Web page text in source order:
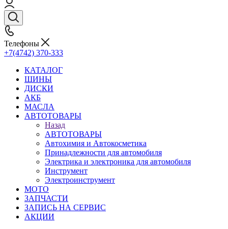
Телефоны
+7(4742) 370-333
КАТАЛОГ
ШИНЫ
ДИСКИ
АКБ
МАСЛА
АВТОТОВАРЫ
Назад
АВТОТОВАРЫ
Автохимия и Автокосметика
Принадлежности для автомобиля
Электрика и электроника для автомобиля
Инструмент
Электроинструмент
МОТО
ЗАПЧАСТИ
ЗАПИСЬ НА СЕРВИС
АКЦИИ